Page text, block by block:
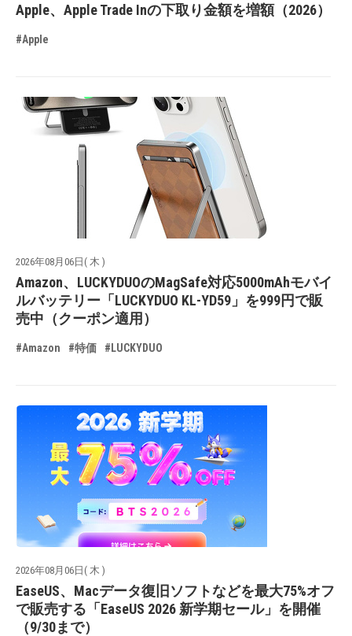
Apple、Apple Trade Inの下取り金額を増額（2026）
#Apple
2026年08月06日( 木 )
Amazon、LUCKYDUOのMagSafe対応5000mAhモバイ
ルバッテリー「LUCKYDUO KL-YD59」を999円で販
売中（クーポン適用）
#Amazon #特価 #LUCKYDUO
2026年08月06日( 木 )
EaseUS、Macデータ復旧ソフトなどを最大75%オフ
で販売する「EaseUS 2026 新学期セール」を開催
（9/30まで）